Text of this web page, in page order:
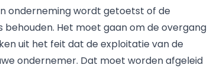
onderneming wordt getoetst of de
behouden. Het moet gaan om de overgang
uit het feit dat de exploitatie van de
ondernemer. Dat moet worden afgeleid